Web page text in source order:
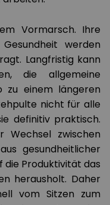
Vormarsch. Ihre
werden
Langfristig kann
die allgemeine
zu einem längeren
nicht für alle
definitiv praktisch.
Wechsel zwischen
gesundheitlicher
die Produktivität das
herausholt. Daher
vom Sitzen zum